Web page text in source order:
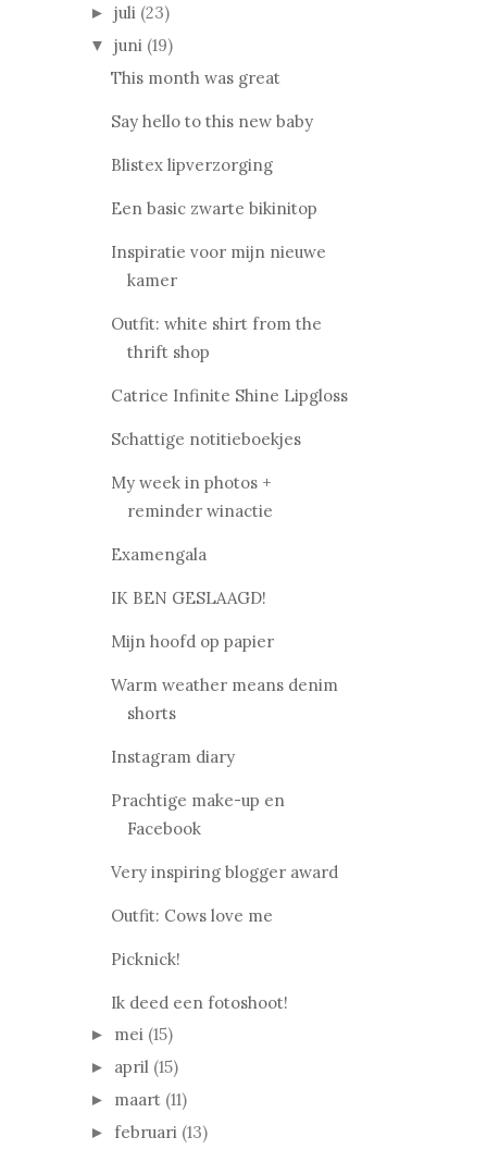
► juli (23)
▼ juni (19)
This month was great
Say hello to this new baby
Blistex lipverzorging
Een basic zwarte bikinitop
Inspiratie voor mijn nieuwe
kamer
Outfit: white shirt from the
thrift shop
Catrice Infinite Shine Lipgloss
Schattige notitieboekjes
My week in photos +
reminder winactie
Examengala
IK BEN GESLAAGD!
Mijn hoofd op papier
Warm weather means denim
shorts
Instagram diary
Prachtige make-up en
Facebook
Very inspiring blogger award
Outfit: Cows love me
Picknick!
Ik deed een fotoshoot!
► mei (15)
► april (15)
► maart (11)
► februari (13)